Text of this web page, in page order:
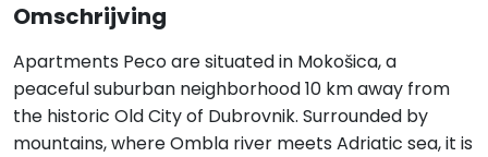
Omschrijving
Apartments Peco are situated in Mokošica, a
peaceful suburban neighborhood 10 km away from
the historic Old City of Dubrovnik. Surrounded by
mountains, where Ombla river meets Adriatic sea, it is